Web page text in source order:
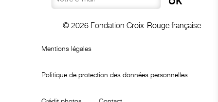
© 2026 Fondation Croix-Rouge française
Mentions légales
Politique de protection des données personnelles